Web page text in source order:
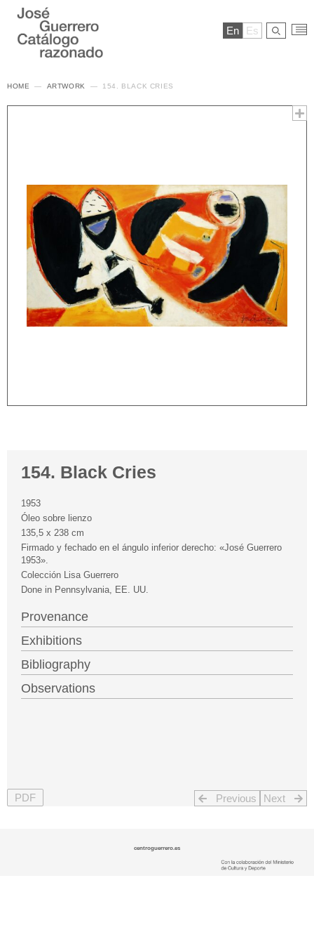
En Es
HOME ARTWORK 154. BLACK CRIES
154. Black Cries
1953
Óleo sobre lienzo
135,5 x 238 cm
Firmado y fechado en el ángulo inferior derecho: «José Guerrero
1953».
Colección Lisa Guerrero
Done in Pennsylvania, EE. UU.
Provenance
Exhibitions
Bibliography
Observations
Previous Next
PDF
centroguerrero.es